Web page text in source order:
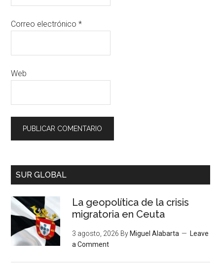
Correo electrónico*
Web
SUR GLOBAL
La geopolítica de la crisis
migratoria en Ceuta
3 agosto, 2026 By Miguel Alabarta
Leave
a Comment